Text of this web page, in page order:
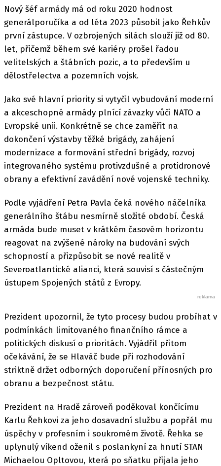
Nový šéf armády má od roku 2020 hodnost
generálporučíka a od léta 2023 působil jako Řehkův
první zástupce. V ozbrojených silách slouží již od 80.
let, přičemž během své kariéry prošel řadou
velitelských a štábních pozic, a to především u
dělostřelectva a pozemních vojsk.
Jako své hlavní priority si vytyčil vybudování moderní
a akceschopné armády plnící závazky vůči NATO a
Evropské unii. Konkrétně se chce zaměřit na
dokončení výstavby těžké brigády, zahájení
modernizace a formování střední brigády, rozvoj
integrovaného systému protivzdušné a protidronové
obrany a efektivní zavádění nové vojenské techniky.
Podle vyjádření Petra Pavla čeká nového náčelníka
generálního štábu nesmírně složité období. Česká
armáda bude muset v krátkém časovém horizontu
reagovat na zvýšené nároky na budování svých
schopností a přizpůsobit se nové realitě v
Severoatlantické alianci, která souvisí s částečným
ústupem Spojených států z Evropy.
Prezident upozornil, že tyto procesy budou probíhat v
podmínkách limitovaného finančního rámce a
politických diskusí o prioritách. Vyjádřil přitom
očekávání, že se Hlaváč bude při rozhodování
striktně držet odborných doporučení přínosných pro
obranu a bezpečnost státu.
Prezident na Hradě zároveň poděkoval končícímu
Karlu Řehkovi za jeho dosavadní službu a popřál mu
úspěchy v profesním i soukromém životě. Řehka se
uplynulý víkend oženil s poslankyní za hnutí STAN
Michaelou Opltovou, která po sňatku přijala jeho